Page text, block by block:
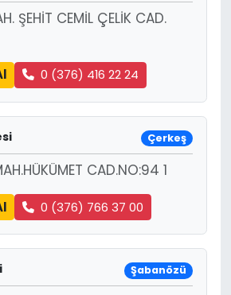
ŞEHİT CEMİL ÇELİK CAD.
0 (376) 416 22 24
Çerkeş
CAD.NO:94 1
0 (376) 766 37 00
Şabanözü